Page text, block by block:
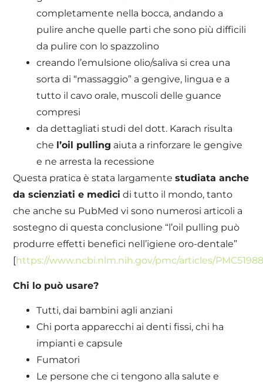
completamente nella bocca, andando a
pulire anche quelle parti che sono più difficili
da pulire con lo spazzolino
creando l’emulsione olio/saliva si crea una
sorta di “massaggio” a gengive, lingua e a
tutto il cavo orale, muscoli delle guance
compresi
da dettagliati studi del dott. Karach risulta
che l’oil pulling aiuta a rinforzare le gengive
e ne arresta la recessione
Questa pratica è stata largamentestudiata anche
da scienziati e medici di tutto il mondo, tanto
che anche su PubMed vi sono numerosi articoli a
sostegno di questa conclusione “l’oil pulling può
produrre effetti benefici nell’igiene oro-dentale”
[https://www.ncbi.nlm.nih.gov/pmc/articles/
Chi lo può usare?
Tutti, dai bambini agli anziani
Chi porta apparecchi ai denti fissi, chi ha
impianti e capsule
Fumatori
Le persone che ci tengono alla salute e